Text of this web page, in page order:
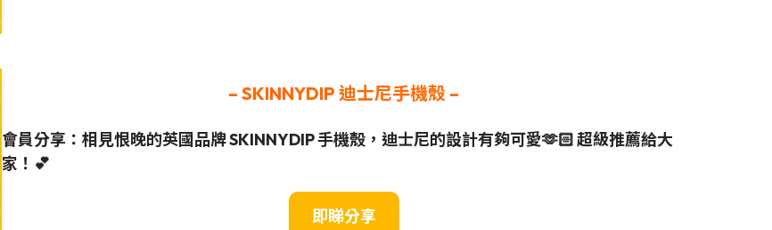
– SKINNYDIP 迪士尼手機殼 –
會員分享：相見恨晚的英國品牌 SKINNYDIP 手機殼，迪士尼的設計有夠可愛🫶🏻 超級推薦給大
家！💕
即睇分享